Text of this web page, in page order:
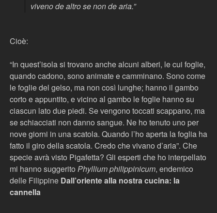
viveno de altro se non de aria.”
Cioè:
“In quest’isola si trovano anche alcuni alberi, le cui foglie,
quando cadono, sono animate e camminano. Sono come
le foglie del gelso, ma non così lunghe; hanno il gambo
corto e appuntito, e vicino al gambo le foglie hanno su
ciascun lato due piedi. Se vengono toccati scappano, ma
se schiacciati non danno sangue. Ne ho tenuto uno per
nove giorni in una scatola. Quando l’ho aperta la foglia ha
fatto il giro della scatola. Credo che vivano d’aria”. Che
specie avrà visto Pigafetta? Gli esperti che ho interpellato
mi hanno suggerito Phyllium philippinicum, endemico
delle Filippine Dall’oriente alla nostra cucina: la
cannella